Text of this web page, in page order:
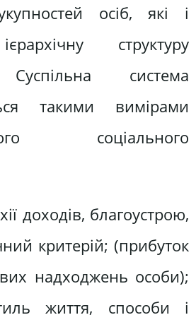
осіб, які і
структуру
Суспільна система
такими вимірами
соціального
доходів, благоустрою,
критерій; (прибуток
надходжень особи);
життя, способи і